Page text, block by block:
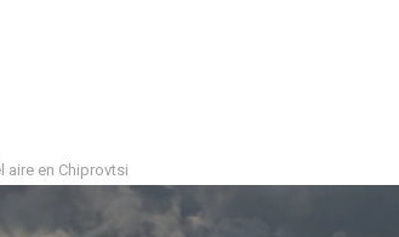
aire en Chiprovtsi